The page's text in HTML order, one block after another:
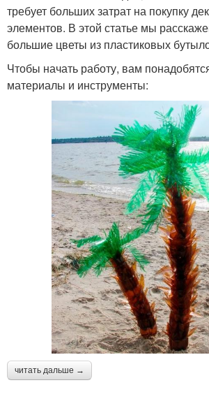
требует больших затрат на покупку
элементов. В этой статье мы
большие цветы из пластиковых
Чтобы начать работу, вам
материалы и инструменты:
читать дальше →